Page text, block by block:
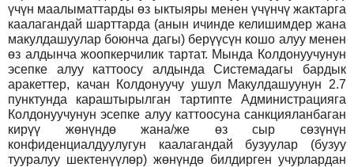
үчүн маалыматтарды өз ыктыяры менен үчүнчү жактарга
каалагандай шарттарда (анын ичинде келишимдер жана
макулдашуулар боюнча дагы) берүүсүн кошо алуу менен
өз алдынча жоопкерчилик тартат. Мында Колдонуучунун
эсепке алуу каттоосу алдында Системадагы бардык
аракеттер, качан Колдонуучу ушул Макулдашуунун 2.7
пунктунда караштырылган тартипте Администрацияга
Колдонуучунун эсепке алуу каттоосуна санкцияланбаган
кирүү жөнүндө жана/же өз сыр сөзүнүн
конфиденциалдуулугун каалагандай бузуулар (бузуу
тууралуу шектенүүлөр) жөнүндө билдирген учурлардан